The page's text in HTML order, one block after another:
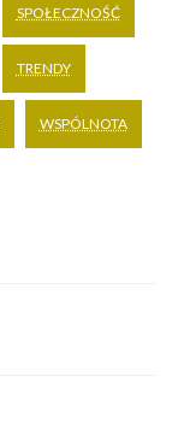
SPOŁECZNOŚĆ
TRENDY
WSPÓLNOTA